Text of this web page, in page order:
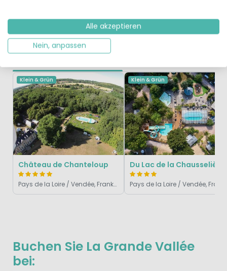
Buchen Sie La Grande Vallée
bei:
einplanen.
Klein & Grün
Château de Chanteloup
Pays de la Loire / Vendée, Frankreich
Klein & Grün
Du Lac de la Chausselière
Alle akzeptieren
Nein, anpassen